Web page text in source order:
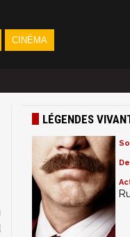
CINÉMA
LÉGENDES
De